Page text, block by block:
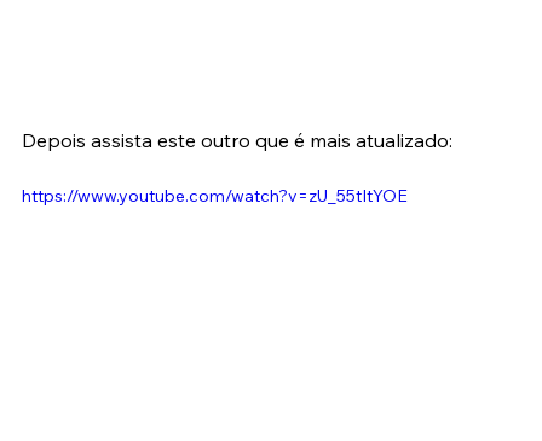
Depois assista este outro que é mais atualizado: